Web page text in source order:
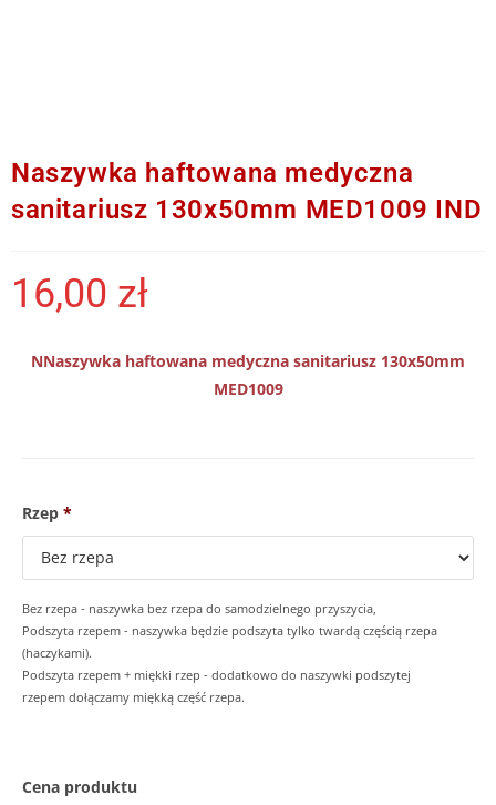
Naszywka haftowana medyczna
sanitariusz 130x50mm MED1009 IND
16,00 zł
NNaszywka haftowana medyczna sanitariusz 130x50mm
MED1009
Rzep *
Bez rzepa - naszywka bez rzepa do samodzielnego przyszycia,
Podszyta rzepem - naszywka będzie podszyta tylko twardą częścią rzepa
(haczykami).
Podszyta rzepem + miękki rzep - dodatkowo do naszywki podszytej
rzepem dołączamy miękką część rzepa.
Cena produktu